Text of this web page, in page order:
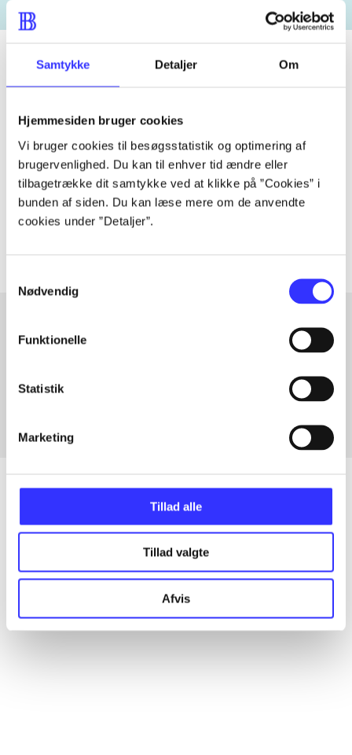
Samtykke Detaljer Om
Hjemmesiden bruger cookies
Vi bruger cookies til besøgsstatistik og optimering af
brugervenlighed. Du kan til enhver tid ændre eller
tilbagetrække dit samtykke ved at klikke på ”Cookies” i
bunden af siden. Du kan læse mere om de anvendte
cookies under ”Detaljer”.
Nødvendig
Funktionelle
Statistik
Marketing
Tillad alle
Tillad valgte
Afvis
Artiklen er en del af
lorem ipsum dolor sit amet ...
Artiklerne i handler ofte om
Artikler
Alle registrerede artikler fordelt på udgivelser